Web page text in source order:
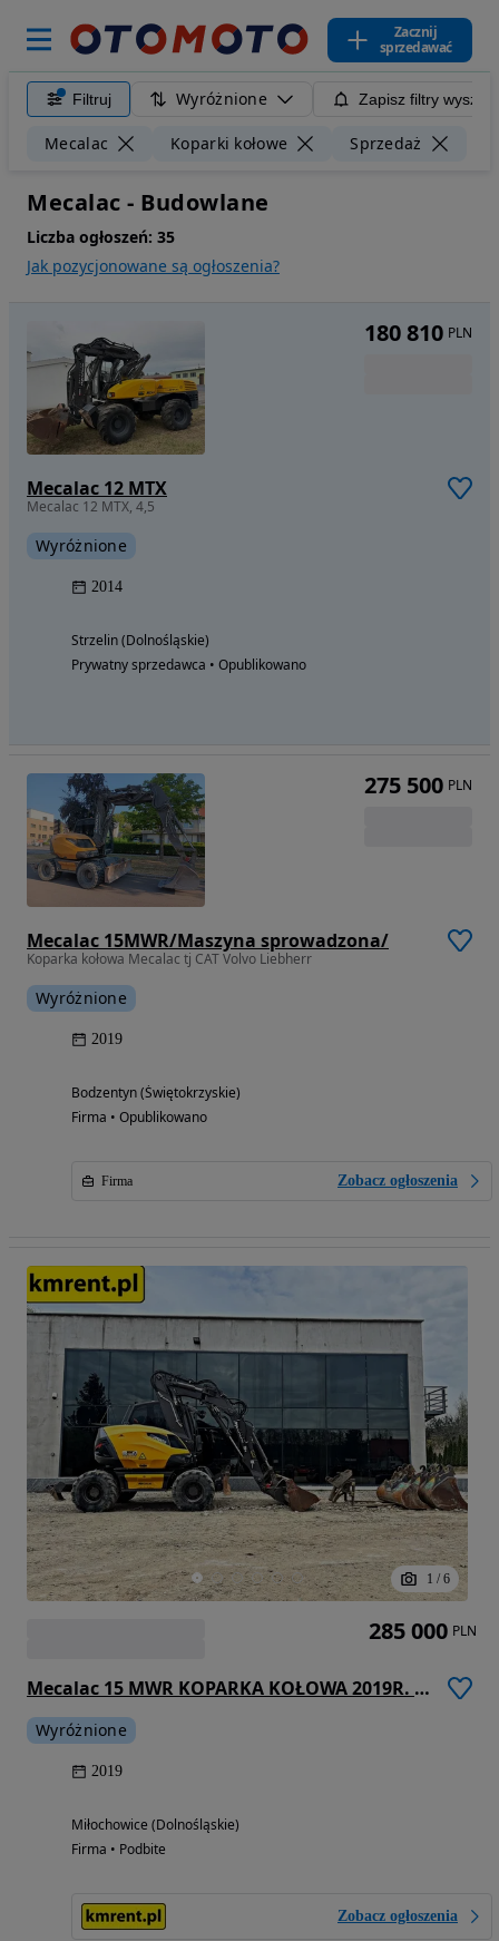
Zacznij
sprzedawać
Filtruj Wyróżnione Zapisz filtry
Mecalac Koparki kołowe Sprzedaż
Mecalac - Budowlane
Liczba ogłoszeń: 35
Jak pozycjonowane są ogłoszenia?
Mecalac 12 MTX
Mecalac 12 MTX, 4,5
Wyróżnione
2014
Strzelin (Dolnośląskie)
Prywatny sprzedawca • Opublikowano
180 810 PLN
Mecalac 15MWR/Maszyna sprowadzona/
Koparka kołowa Mecalac tj CAT Volvo Liebherr
Wyróżnione
2019
Bodzentyn (Świętokrzyskie)
Firma • Opublikowano
Firma Zobacz ogłoszenia
275 500 PLN
1 / 6
Mecalac 15 MWR KOPARKA KOŁOWA 2019R. | 11 MWR, 714
Wyróżnione
2019
Miłochowice (Dolnośląskie)
Firma • Podbite
Zobacz ogłoszenia
285 000 PLN